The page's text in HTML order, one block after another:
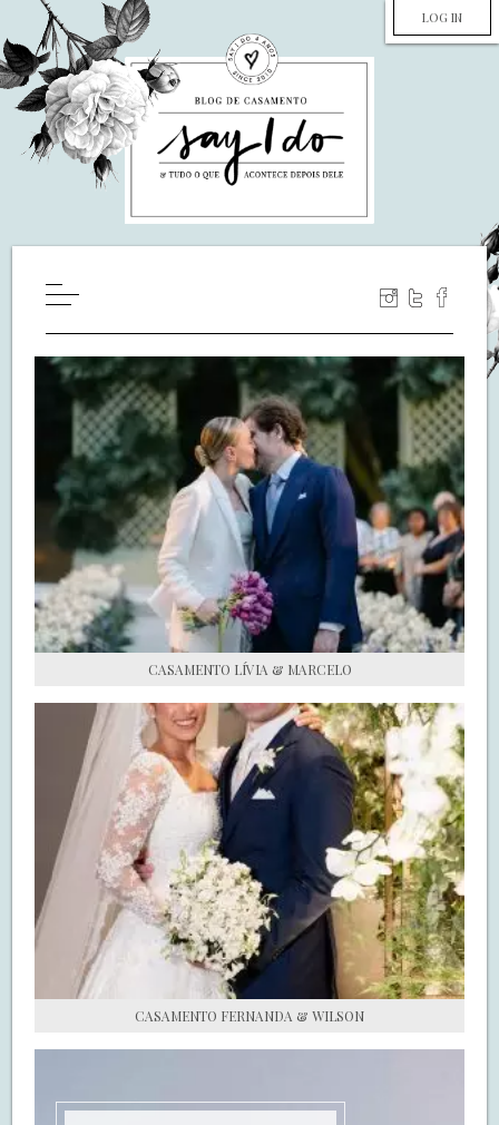
LOG IN
WILL YOU MARRY ME?
LUA DE MEL
COZINHA
DECORAÇÃO
DE NOIVA PRA NOIVA
S.O.S CASADAS
FALE COM O SAY I DO
CASAMENTO LÍVIA & MARCELO
CASAMENTO FERNANDA & WILSON